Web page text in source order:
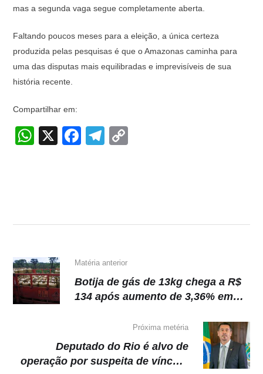
mas a segunda vaga segue completamente aberta.
Faltando poucos meses para a eleição, a única certeza
produzida pelas pesquisas é que o Amazonas caminha para
uma das disputas mais equilibradas e imprevisíveis de sua
história recente.
Compartilhar em:
W
p
X
F
o
k
T
m n
Matéria anterior
Botija de gás de 13kg chega a R$
134 após aumento de 3,36% em
Próxima metéria
Deputado do Rio é alvo de
operação por suspeita de vínculo